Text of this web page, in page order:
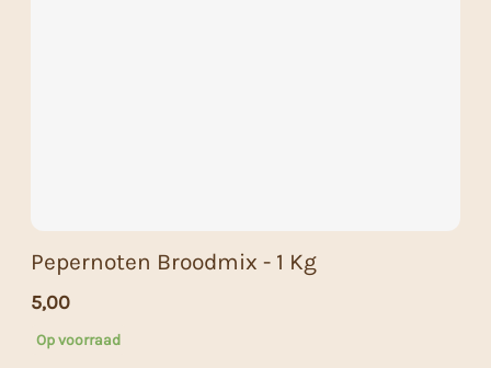
Pepernoten Broodmix - 1 Kg
5,00
Op voorraad